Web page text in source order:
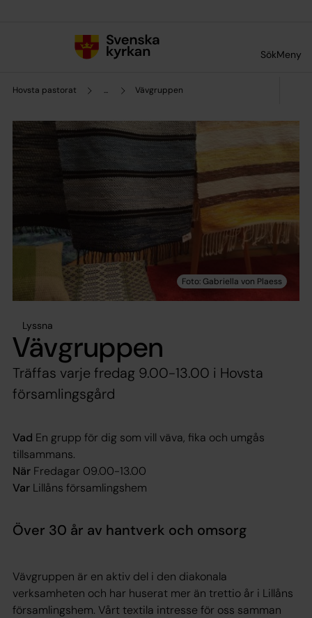
SökMeny
Hovsta pastorat ... Vävgruppen
Lyssna
Vävgruppen
Träffas varje fredag 9.00-13.00 i Hovsta
församlingsgård
Vad En grupp för dig som vill väva, fika och umgås
tillsammans.
När Fredagar 09.00-13.00
Var Lillåns församlingshem
Över 30 år av hantverk och omsorg
Vävgruppen är en aktiv del i den diakonala
verksamheten och har huserat mer än trettio år i Lillåns
församlingshem. Vårt textila intresse för oss samman